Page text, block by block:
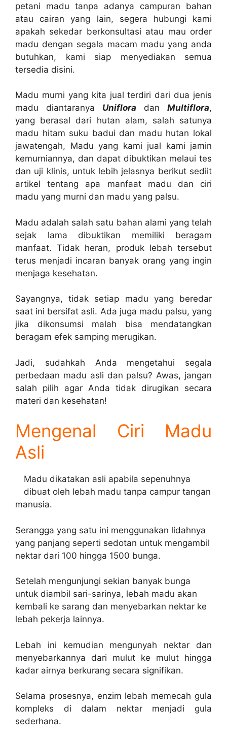
petani madu tanpa adanya campuran bahan
atau cairan yang lain, segera hubungi kami
apakah sekedar berkonsultasi atau mau order
madu dengan segala macam madu yang anda
butuhkan, kami siap menyediakan semua
tersedia disini.
Madu murni yang kita jual terdiri dari dua jenis
madu diantaranya Uniflora dan Multiflora,
yang berasal dari hutan alam, salah satunya
madu hitam suku badui dan madu hutan lokal
jawatengah, Madu yang kami jual kami jamin
kemurniannya, dan dapat dibuktikan melaui tes
dan uji klinis, untuk lebih jelasnya berikut sediit
artikel tentang apa manfaat madu dan ciri
madu yang murni dan madu yang palsu.
Madu adalah salah satu bahan alami yang telah
sejak lama dibuktikan memiliki beragam
manfaat. Tidak heran, produk lebah tersebut
terus menjadi incaran banyak orang yang ingin
menjaga kesehatan.
Sayangnya, tidak setiap madu yang beredar
saat ini bersifat asli. Ada juga madu palsu, yang
jika dikonsumsi malah bisa mendatangkan
beragam efek samping merugikan.
Jadi, sudahkah Anda mengetahui segala
perbedaan madu asli dan palsu? Awas, jangan
salah pilih agar Anda tidak dirugikan secara
materi dan kesehatan!
Mengenal Ciri Madu
Asli
Madu dikatakan asli apabila sepenuhnya
dibuat oleh lebah madu tanpa campur tangan
manusia.
Serangga yang satu ini menggunakan lidahnya
yang panjang seperti sedotan untuk mengambil
nektar dari 100 hingga 1500 bunga.
Setelah mengunjungi sekian banyak bunga
untuk diambil sari-sarinya, lebah madu akan
kembali ke sarang dan menyebarkan nektar ke
lebah pekerja lainnya.
Lebah ini kemudian mengunyah nektar dan
menyebarkannya dari mulut ke mulut hingga
kadar airnya berkurang secara signifikan.
Selama prosesnya, enzim lebah memecah gula
kompleks di dalam nektar menjadi gula
sederhana.